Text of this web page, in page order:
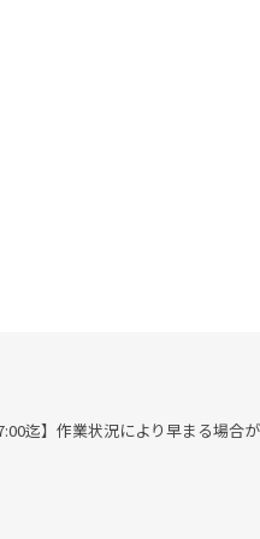
迄】作業状況により早まる場合が